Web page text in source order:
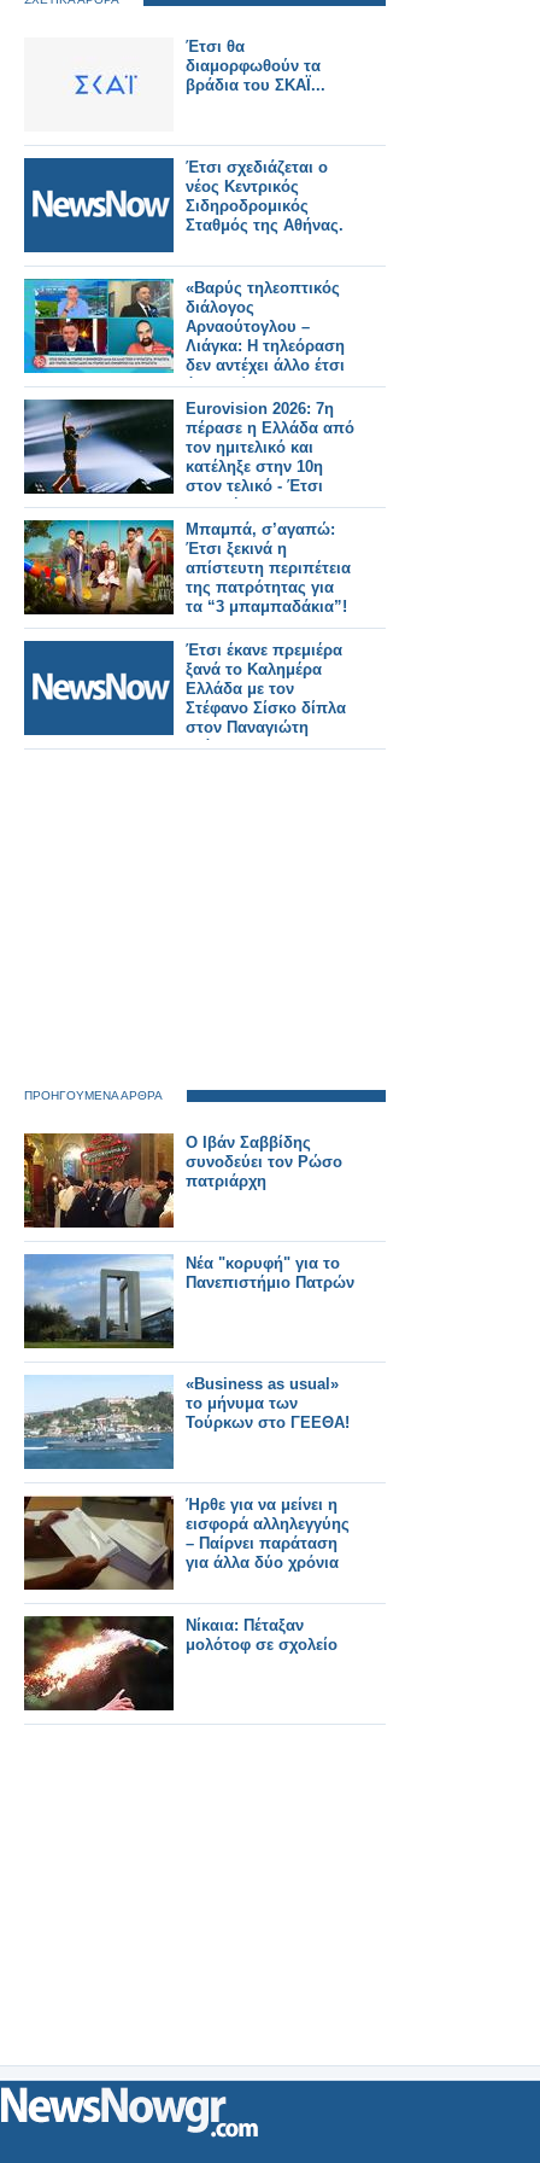
Έτσι θα
διαμορφωθούν τα
βράδια του ΣΚΑΪ...
Έτσι σχεδιάζεται ο
νέος Κεντρικός
Σιδηροδρομικός
Σταθμός της Αθήνας.
«Βαρύς τηλεοπτικός
διάλογος
Αρναούτογλου –
Λιάγκα: Η τηλεόραση
δεν αντέχει άλλο έτσι
όπως είναι
Eurovision 2026: 7η
πέρασε η Ελλάδα από
τον ημιτελικό και
κατέληξε στην 10η
στον τελικό - Έτσι
μας ψήφισαν
Μπαμπά, σ’αγαπώ:
Έτσι ξεκινά η
απίστευτη περιπέτεια
της πατρότητας για
τα “3 μπαμπαδάκια”!
Έτσι έκανε πρεμιέρα
ξανά το Καλημέρα
Ελλάδα με τον
Στέφανο Σίσκο δίπλα
στον Παναγιώτη
Στάθη
ΠΡΟΗΓΟΥΜΕΝΑ ΑΡΘΡΑ
O Iβάν Σαββίδης
συνοδεύει τον Ρώσο
πατριάρχη
Nέα "κορυφή" για το
Πανεπιστήμιο Πατρών
«Business as usual»
το μήνυμα των
Τούρκων στο ΓΕΕΘΑ!
Ήρθε για να μείνει η
εισφορά αλληλεγγύης
– Παίρνει παράταση
για άλλα δύo χρόνια
Νίκαια: Πέταξαν
μολότοφ σε σχολείο